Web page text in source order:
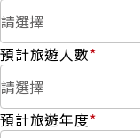
預計旅遊人數*
預計旅遊年度*